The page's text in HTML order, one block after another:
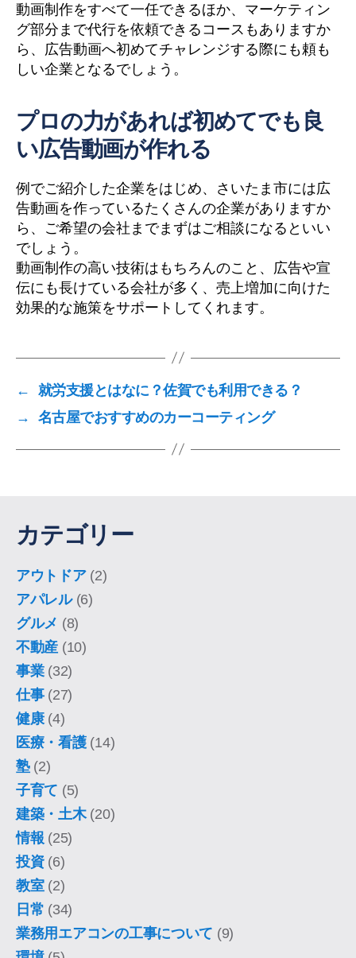
動画制作をすべて一任できるほか、マーケティン
グ部分まで代行を依頼できるコースもありますか
ら、広告動画へ初めてチャレンジする際にも頼も
しい企業となるでしょう。
プロの力があれば初めてでも良
い広告動画が作れる
例でご紹介した企業をはじめ、さいたま市には広
告動画を作っているたくさんの企業がありますか
ら、ご希望の会社までまずはご相談になるといい
でしょう。
動画制作の高い技術はもちろんのこと、広告や宣
伝にも長けている会社が多く、売上増加に向けた
効果的な施策をサポートしてくれます。
←
就労支援とはなに？佐賀でも利用できる？
→
名古屋でおすすめのカーコーティング
カテゴリー
アウトドア(2)
アパレル(6)
グルメ (8)
不動産 (10)
事業(32)
仕事(27)
健康(4)
医療・看護(14)
塾(2)
子育て (5)
建築・土木(20)
情報 (25)
投資(6)
教室(2)
日常 (34)
業務用エアコンの工事について (9)